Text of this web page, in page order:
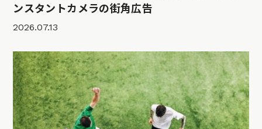
ンスタントカメラの街角広告
2026.07.13